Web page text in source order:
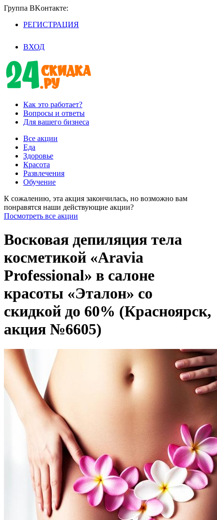
Группа BKoнтaктe:
РЕГИСТРАЦИЯ
ВХОД
Как это работает?
Вопросы и ответы
Для вашего бизнеса
Все акции
Еда
Здоровье
Красота
Развлечения
Обучение
К сожалению, эта акция закончилась, но возможно вам
понравятся наши действующие акции?
Посмотреть все акции
Восковая депиляция тела
косметикой «Aravia
Professional» в салоне
красоты «Эталон» со
скидкой до 60% (Красноярск,
акция №6605)